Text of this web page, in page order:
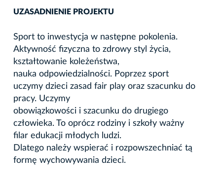
UZASADNIENIE PROJEKTU
Sport to inwestycja w następne pokolenia.
Aktywność fizyczna to zdrowy styl życia,
kształtowanie koleżeństwa,
nauka odpowiedzialności. Poprzez sport
uczymy dzieci zasad fair play oraz szacunku do
pracy. Uczymy
obowiązkowości i szacunku do drugiego
człowieka. To oprócz rodziny i szkoły ważny
filar edukacji młodych ludzi.
Dlatego należy wspierać i rozpowszechniać tą
formę wychowywania dzieci.